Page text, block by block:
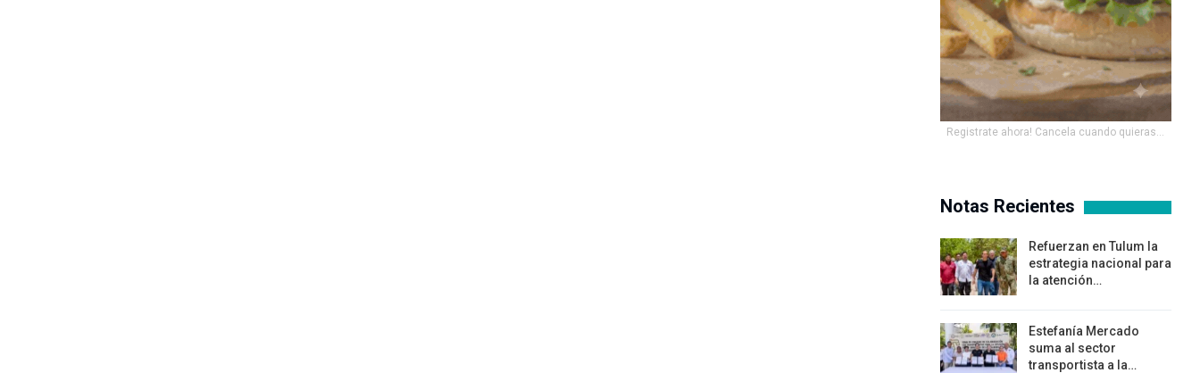
Registrate ahora! Cancela cuando quieras...
Notas Recientes
Refuerzan en Tulum la
estrategia nacional para
la atención…
Estefanía Mercado
suma al sector
transportista a la…